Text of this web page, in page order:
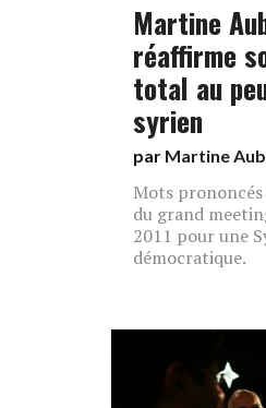
Martine
réaffirme
total au
syrien
par Martine
Mots
du grand
2011 pour une
démocratique.